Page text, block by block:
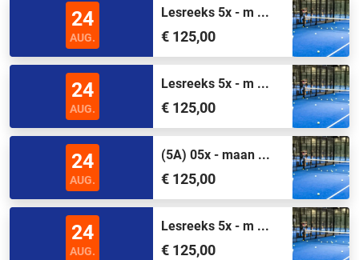
24
AUG.
Lesreeks 5x - m ...
€ 125,00
24
AUG.
Lesreeks 5x - m ...
€ 125,00
24
AUG.
(5A) 05x - maan ...
€ 125,00
24
AUG.
Lesreeks 5x - m ...
€ 125,00